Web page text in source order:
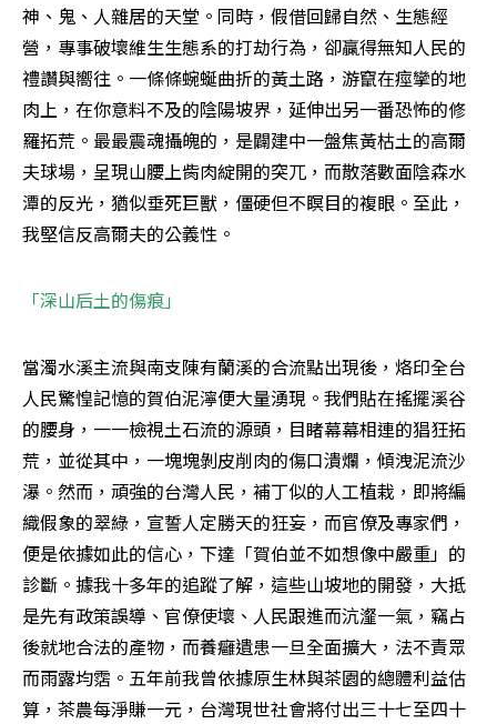
神、鬼、人雜居的天堂。同時，假借回歸自然、生態經
營，專事破壞維生生態系的打劫行為，卻贏得無知人民的
禮讚與嚮往。一條條蜿蜒曲折的黃土路，游竄在痙攣的地
肉上，在你意料不及的陰陽坡界，延伸出另一番恐怖的修
羅拓荒。最最震魂攝魄的，是闢建中一盤焦黃枯土的高爾
夫球場，呈現山腰上胔肉綻開的突兀，而散落數面陰森水
潭的反光，猶似垂死巨獸，僵硬但不瞑目的複眼。至此，
我堅信反高爾夫的公義性。
「深山后土的傷痕」
當濁水溪主流與南支陳有蘭溪的合流點出現後，烙印全台
人民驚惶記憶的賀伯泥濘便大量湧現。我們貼在搖擺溪谷
的腰身，一一檢視土石流的源頭，目睹幕幕相連的猖狂拓
荒，並從其中，一塊塊剝皮削肉的傷口潰爛，傾洩泥流沙
瀑。然而，頑強的台灣人民，補丁似的人工植栽，即將編
織假象的翠綠，宣誓人定勝天的狂妄，而官僚及專家們，
便是依據如此的信心，下達「賀伯並不如想像中嚴重」的
診斷。據我十多年的追蹤了解，這些山坡地的開發，大抵
是先有政策誤導、官僚使壞、人民跟進而沆瀣一氣，竊占
後就地合法的產物，而養癰遺患一旦全面擴大，法不責眾
而雨露均霑。五年前我曾依據原生林與茶園的總體利益估
算，茶農每淨賺一元，台灣現世社會將付出三十七至四十